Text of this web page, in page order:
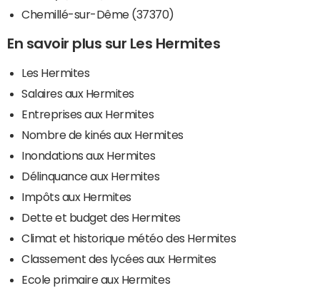
Chemillé-sur-Dême (37370)
En savoir plus sur Les Hermites
Les Hermites
Salaires aux Hermites
Entreprises aux Hermites
Nombre de kinés aux Hermites
Inondations aux Hermites
Délinquance aux Hermites
Impôts aux Hermites
Dette et budget des Hermites
Climat et historique météo des Hermites
Classement des lycées aux Hermites
Ecole primaire aux Hermites